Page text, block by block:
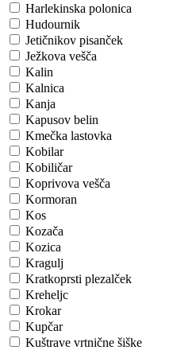
Harlekinska polonica
Hudournik
Jetičnikov pisanček
Ježkova vešča
Kalin
Kalnica
Kanja
Kapusov belin
Kmečka lastovka
Kobilar
Kobiličar
Koprivova vešča
Kormoran
Kos
Kozača
Kozica
Kragulj
Kratkoprsti plezalček
Kreheljc
Krokar
Kupčar
Kuštrave vrtnične šiške